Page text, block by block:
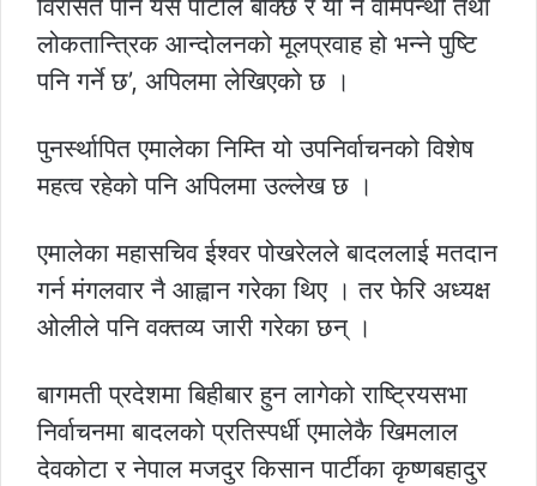
विरासत पनि यसै पार्टीले बोक्छ र यो नै वामपन्थी तथा
लोकतान्त्रिक आन्दोलनको मूलप्रवाह हो भन्ने पुष्टि
पनि गर्ने छ’, अपिलमा लेखिएको छ ।
पुनर्स्थापित एमालेका निम्ति यो उपनिर्वाचनको विशेष
महत्व रहेको पनि अपिलमा उल्लेख छ ।
एमालेका महासचिव ईश्वर पोखरेलले बादललाई मतदान
गर्न मंगलवार नै आह्वान गरेका थिए । तर फेरि अध्यक्ष
ओलीले पनि वक्तव्य जारी गरेका छन् ।
बागमती प्रदेशमा बिहीबार हुन लागेको राष्ट्रियसभा
निर्वाचनमा बादलको प्रतिस्पर्धी एमालेकै खिमलाल
देवकोटा र नेपाल मजदुर किसान पार्टीका कृष्णबहादुर